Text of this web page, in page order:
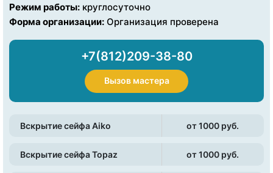
Режим работы: круглосуточно
Форма организации: Организация проверена
+7(812)209-38-80
Вызов мастера
Вскрытие сейфа Aiko от 1000 pуб.
Вскрытие сейфа Topaz от 1000 pуб.